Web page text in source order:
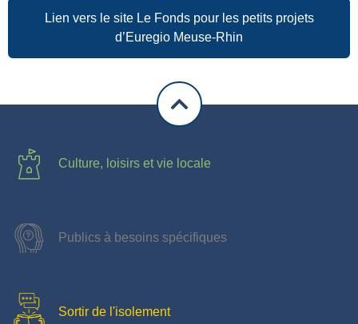
Lien vers le site Le Fonds pour les petits projets
d’Euregio Meuse-Rhin
Culture, loisirs et vie locale
Publics à besoins spécifiques
Sortir de l'isolement